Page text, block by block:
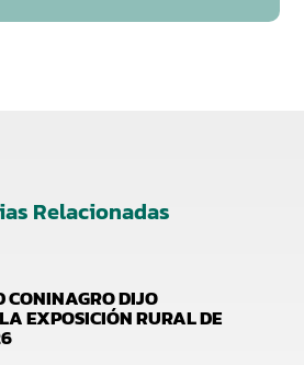
Relacionadas
DIJO
EXPOSICIÓN RURAL DE